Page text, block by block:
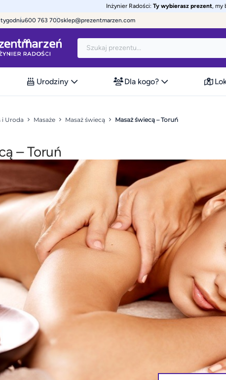
Inżynier Radości: Ty wybierasz prezent, my
tygodniu600 763 700sklep@prezentmarzen.com
Urodziny Dla kogo?
i Uroda Masaże Masaż świecą Masaż świecą – Toruń
– Toruń